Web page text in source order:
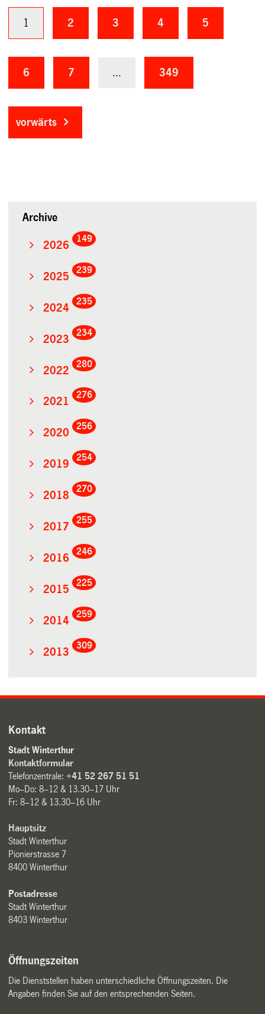
1 2 3 4 5
6 7 ... 349
vorwärts
Archive
2026
149
2025
239
2024
235
2023
234
2022
280
2021
276
2020
256
2019
254
2018
270
2017
255
2016
246
2015
225
2014
259
2013
309
Kontakt
Stadt Winterthur
Kontaktformular
Telefonzentrale:+41 52 267 51 51
Mo–Do: 8–12 & 13.30–17 Uhr
Fr: 8–12 & 13.30–16 Uhr
Hauptsitz
Stadt Winterthur
Pionierstrasse 7
8400 Winterthur
Postadresse
Stadt Winterthur
8403 Winterthur
Öffnungszeiten
Die Dienststellen haben unterschiedliche Öffnungszeiten. Die
Angaben finden Sie auf den entsprechenden Seiten.